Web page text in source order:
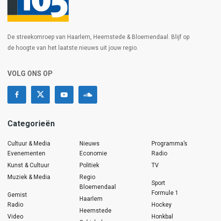
De streekomroep van Haarlem, Heemstede & Bloemendaal. Blijf op
de hoogte van het laatste nieuws uit jouw regio.
VOLG ONS OP
Categorieën
Cultuur & Media
Evenementen
Kunst & Cultuur
Muziek & Media
Gemist
Radio
Video
Nieuws
Economie
Politiek
Regio
Bloemendaal
Haarlem
Heemstede
Programma’s
Radio
TV
Sport
Formule 1
Hockey
Honkbal